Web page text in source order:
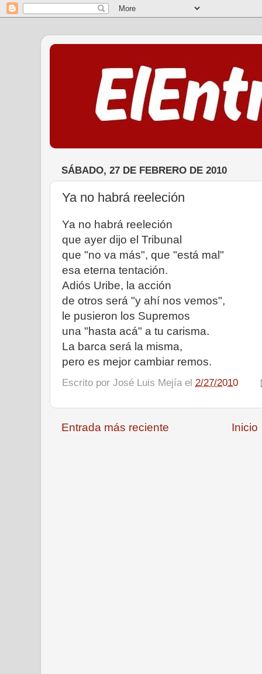
SÁBADO, 27 DE FEBRERO DE 2010
Ya no habrá reeleción
Ya no habrá reeleción
que ayer dijo el Tribunal
que "no va más", que "está mal"
esa eterna tentación.
Adiós Uribe, la acción
de otros será "y ahí nos vemos",
le pusieron los Supremos
una "hasta acá" a tu carisma.
La barca será la misma,
pero es mejor cambiar remos.
Escrito por José Luis Mejía el 2/27/2010
Entrada más reciente Inicio